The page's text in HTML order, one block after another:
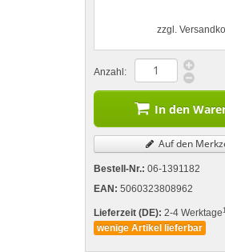
zzgl.
Anzahl:
In den
Auf den
Bestell-Nr.: 06-1391182
EAN: 5060323808962
Lieferzeit (DE): 2-4 Werktage 1
wenige Artikel lieferbar